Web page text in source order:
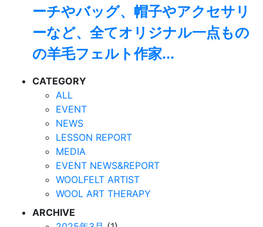
ーチやバッグ、帽子やアクセサリ
ーなど、全てオリジナル一点もの
の羊毛フェルト作家...
CATEGORY
ALL
EVENT
NEWS
LESSON REPORT
MEDIA
EVENT NEWS&REPORT
WOOLFELT ARTIST
WOOL ART THERAPY
ARCHIVE